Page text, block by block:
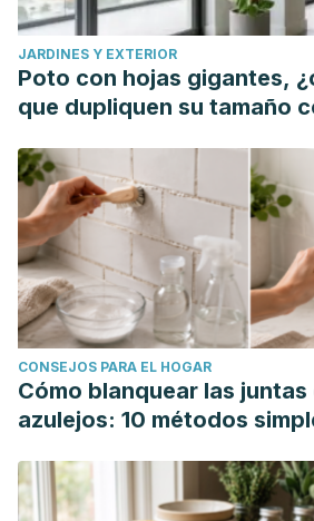
JARDINES Y EXTERIOR
Poto con hojas gigantes,
que dupliquen su tamaño
CONSEJOS PARA EL HOGAR
Cómo blanquear las
azulejos: 10 métodos